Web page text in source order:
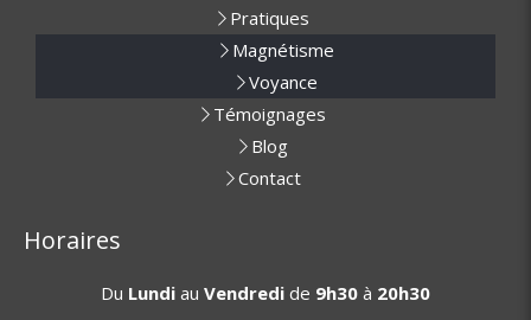
Pratiques
Magnétisme
Voyance
Témoignages
Blog
Contact
Horaires
Du Lundi au Vendredi de 9h30 à 20h30